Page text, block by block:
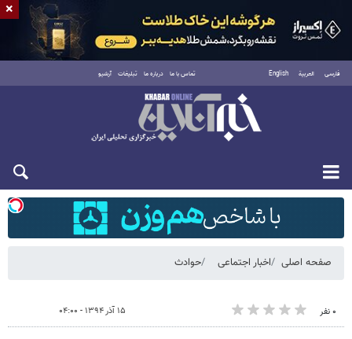
فارسی العربية English تماس با ما درباره ما تبلیغات آرشیو
شنبه ۱۷ مرداد ۱۴۰۵
صفحه اصلی اخبار اجتماعی حوادث
۰ نفر ۱۵ آذر ۱۳۹۴ - ۰۴:۰۰
×